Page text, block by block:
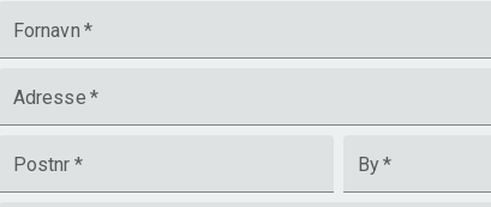
Fornavn *
Adresse *
Postnr * By*